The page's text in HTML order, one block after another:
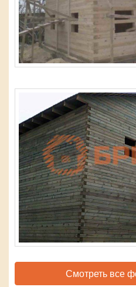
Смотреть все